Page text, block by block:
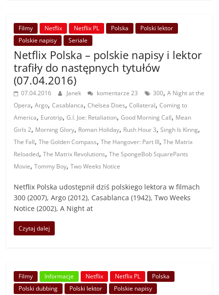
Filmy Netflix Netflix PL Polska
Polski lektor
Polskie napisy
Seriale
Netflix Polska – polskie napisy i lektor
trafiły do następnych tytułów
(07.04.2016)
07.04.2016 Janek komentarze 23 300,A Night at the
Opera,Argo,Casablanca,Chelsea Does,Collateral,Coming to
America, Eurotrip,G.I. Joe: Retaliation,Good Morning Call, Mean
Girls 2, Morning Glory, Roman Holiday, Rush Hour 3,Singh Is Kinng,
The Fall,The Golden Compass,The Hangover: Part III,The Matrix
Reloaded,The Matrix Revolutions,The SpongeBob SquarePants
Movie,Tommy Boy,Two Weeks Notice
Netflix Polska udostępnił dziś polskiego lektora w filmach
300 (2007), Argo (2012), Casablanca (1942), Two Weeks
Notice (2002), A Night at
Czytaj dalej
Filmy Informacje Netflix Netflix PL
Polska
Polski dubbing
Polski lektor Polskie napisy